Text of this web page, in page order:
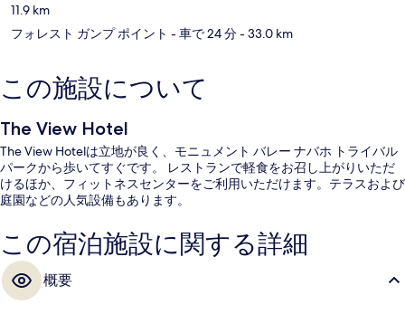
11.9 km
フォレスト ガンプ ポイント - 車で 24 分- 33.0 km
この施設について
The View Hotel
The View Hotelは立地が良く、モニュメント バレー ナバホ トライバル
パークから歩いてすぐです。 レストランで軽食をお召し上がりいただ
けるほか、フィットネスセンターをご利用いただけます。テラスおよび
庭園などの人気設備もあります。
この宿泊施設に関する詳細
概要